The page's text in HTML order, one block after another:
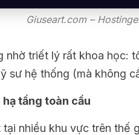
Giuseart.com –
nhờ triết lý rất khoa học:
sư hệ thống (mà không
hạ tầng toàn cầu
nhiều khu vực trên thế